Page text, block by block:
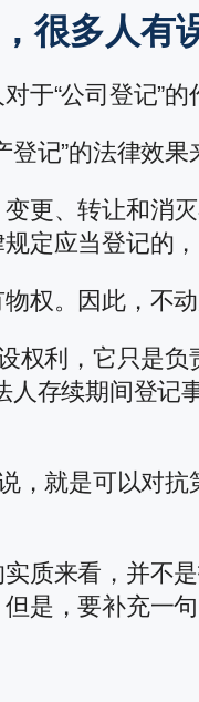
很多人有
于“公司登记”的
记”的法律效果
更、转让和消
定应当登记的
权。因此，不
权利，它只是
人存续期间登
，就是可以对
质来看，并不
是，要补充一